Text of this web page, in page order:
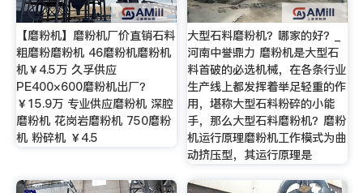
【磨粉机】磨粉机厂价直销石料
粗磨粉磨粉机 46磨粉机磨粉机
机￥4.5万 久孚供应
PE400×600磨粉机出厂？
￥15.9万 专业供应磨粉机 深腔
磨粉机 花岗岩磨粉机 750磨粉
机 粉碎机 ￥4.5
大型石料磨粉机？哪家的好？_
河南中誉鼎力 磨粉机是大型石
料首破的必选机械，在各条行业
生产线上都发挥着举足轻重的作
用，堪称大型石料粉碎的小能
手，那么大型石料磨粉机？磨粉
机运行原理磨粉机工作模式为曲
动挤压型，其运行原理是